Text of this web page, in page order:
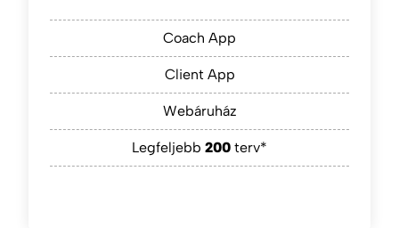
Coach App
Client App
Webáruház
Legfeljebb 200 terv*